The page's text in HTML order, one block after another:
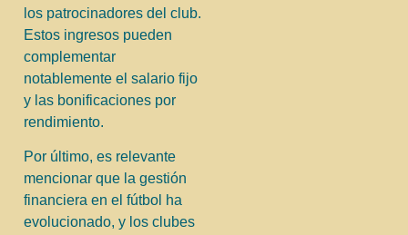
los patrocinadores del club.
Estos ingresos pueden
complementar
notablemente el salario fijo
y las bonificaciones por
rendimiento.
Por último, es relevante
mencionar que la gestión
financiera en el fútbol ha
evolucionado, y los clubes